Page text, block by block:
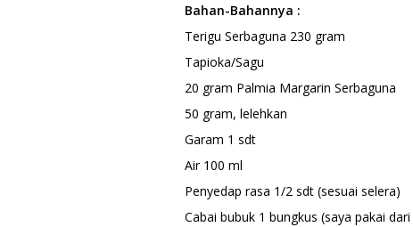
Bahan-Bahannya :
Terigu Serbaguna 230 gram
Tapioka/Sagu
20 gram Palmia Margarin Serbaguna
50 gram, lelehkan
Garam 1 sdt
Air 100 ml
Penyedap rasa 1/2 sdt (sesuai selera)
Cabai bubuk 1 bungkus (saya pakai